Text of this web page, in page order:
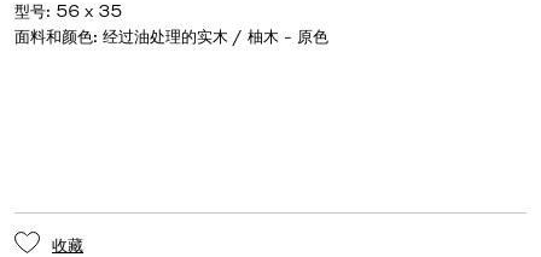
型号: 56 x 35
面料和颜色: 经过油处理的实木 / 柚木 - 原色
收藏